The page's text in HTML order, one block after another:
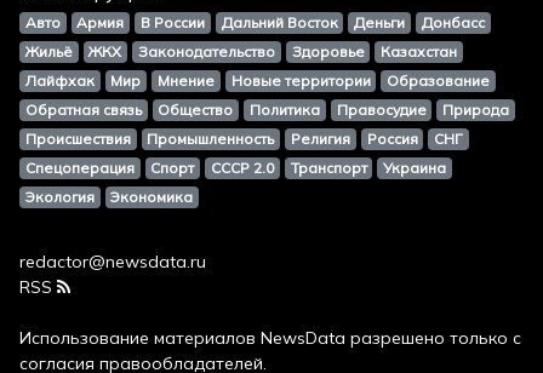
Авто Армия В России Дальний Восток Деньги
Донбасс
Жильё
ЖКХ Законодательство Здоровье
Казахстан
Лайфхак
Мир Мнение Новые территории
Образование
Обратная связь
Общество Политика Правосудие
Природа
Происшествия
Промышленность Религия Россия
СНГ
Спецоперация
Спорт СССР 2.0 Транспорт
Украина
Экология
Экономика
redactor@newsdata.ru
RSS
Использование материалов NewsData разрешено только с
согласия правообладателей.